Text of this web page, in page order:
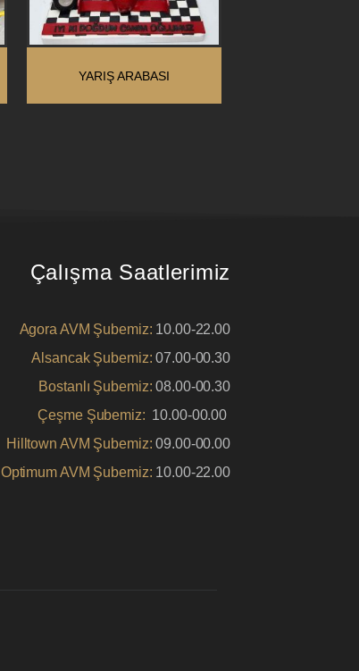
YARIŞ ARABASI
Çalışma Saatlerimiz
Agora AVM Şubemiz: 10.00-22.00
Alsancak Şubemiz: 07.00-00.30
Bostanlı Şubemiz: 08.00-00.30
Çeşme Şubemiz: 10.00-00.00
Hilltown AVM Şubemiz: 09.00-00.00
Optimum AVM Şubemiz: 10.00-22.00